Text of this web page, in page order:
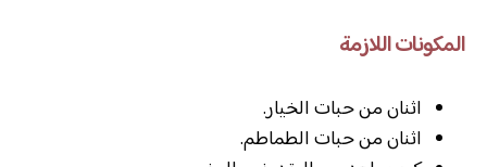
المكونات اللازمة
اثنان من حبات الخيار.
اثنان من حبات الطماطم.